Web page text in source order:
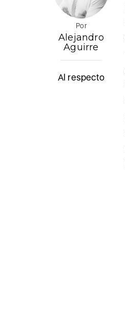
Por
Alejandro
Aguirre
Al respecto